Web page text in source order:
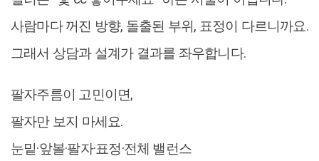
사람마다 꺼진 방향, 돌출된 부위, 표정이 다르니까요.
그래서 상담과 설계가 결과를 좌우합니다.
팔자주름이 고민이면,
팔자만 보지 마세요.
눈밑·앞볼·팔자·표정·전체 밸런스